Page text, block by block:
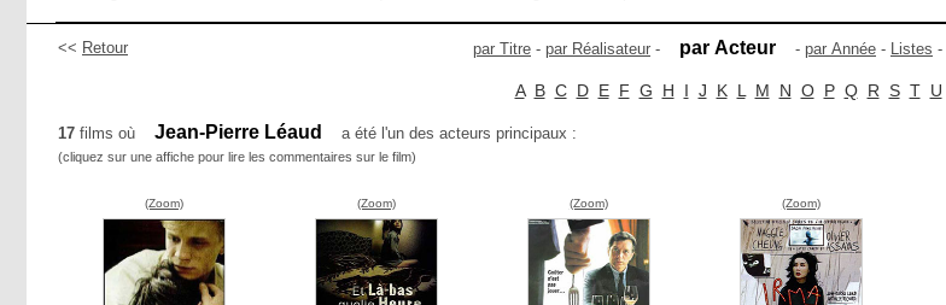
<< Retour par Titre - par Réalisateur - par Acteur - par Année - Listes -
A B C D E F G H I J K L M N O P Q R S T U
17 films où Jean-Pierre Léaud a été l'un des acteurs principaux :
(cliquez sur une affiche pour lire les commentaires sur le film)
(Zoom) (Zoom) (Zoom) (Zoom)